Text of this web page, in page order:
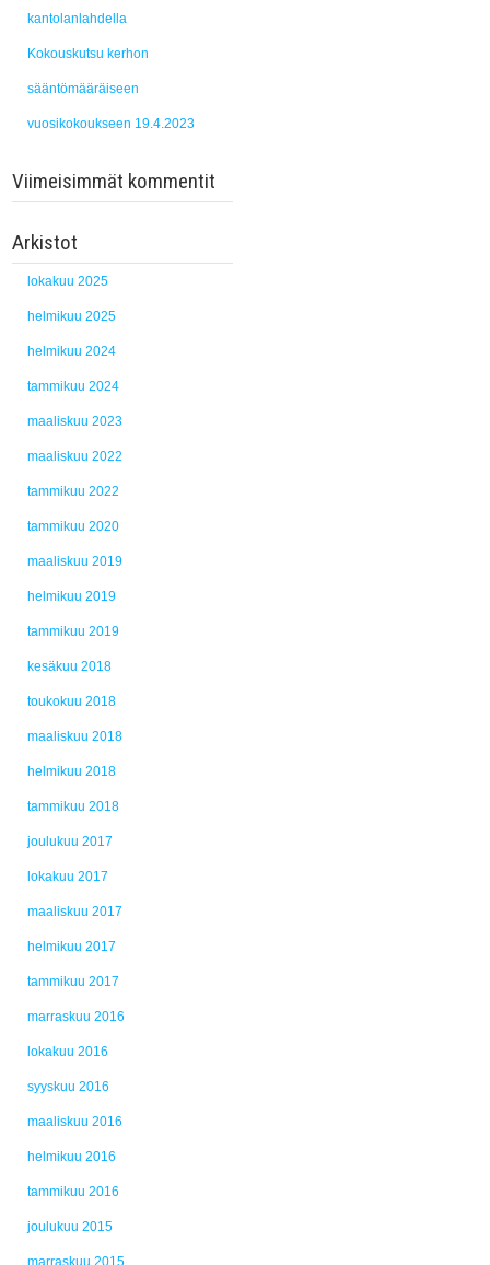
kantolanlahdella
Kokouskutsu kerhon
sääntömääräiseen
vuosikokoukseen 19.4.2023
Viimeisimmät kommentit
Arkistot
lokakuu 2025
helmikuu 2025
helmikuu 2024
tammikuu 2024
maaliskuu 2023
maaliskuu 2022
tammikuu 2022
tammikuu 2020
maaliskuu 2019
helmikuu 2019
tammikuu 2019
kesäkuu 2018
toukokuu 2018
maaliskuu 2018
helmikuu 2018
tammikuu 2018
joulukuu 2017
lokakuu 2017
maaliskuu 2017
helmikuu 2017
tammikuu 2017
marraskuu 2016
lokakuu 2016
syyskuu 2016
maaliskuu 2016
helmikuu 2016
tammikuu 2016
joulukuu 2015